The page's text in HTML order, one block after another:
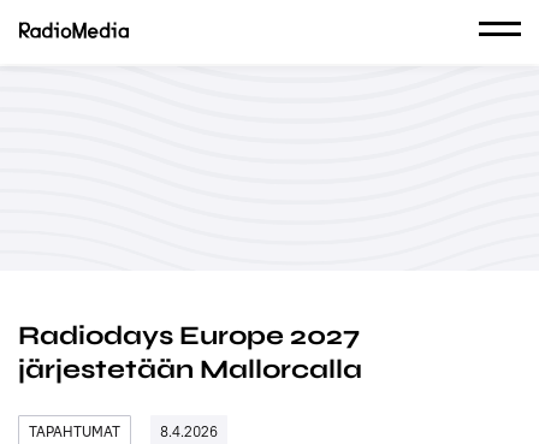
Radiodays Europe 2027
järjestetään Mallorcalla
TAPAHTUMAT 8.4.2026